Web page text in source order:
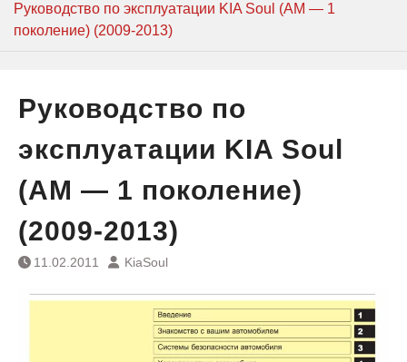
Руководство по эксплуатации KIA Soul (AM — 1
поколение) (2009-2013)
Руководство по
эксплуатации KIA Soul
(AM — 1 поколение)
(2009-2013)
11.02.2011 KiaSoul